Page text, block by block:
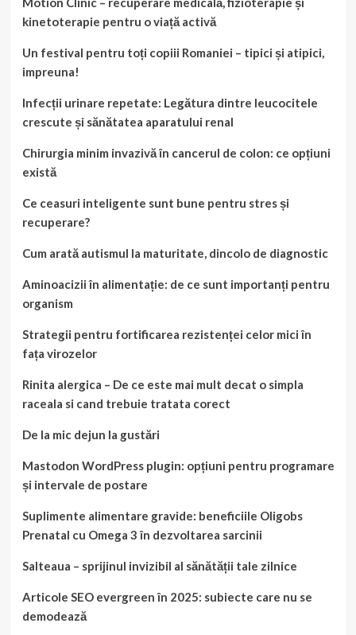
kinetoterapie pentru o viață activă
Un festival pentru toți copiii Romaniei – tipici și atipici,
impreuna!
Infecții urinare repetate: Legătura dintre leucocitele
crescute și sănătatea aparatului renal
Chirurgia minim invazivă în cancerul de colon: ce opțiuni
există
Ce ceasuri inteligente sunt bune pentru stres și
recuperare?
Cum arată autismul la maturitate, dincolo de diagnostic
Aminoacizii în alimentație: de ce sunt importanți pentru
organism
Strategii pentru fortificarea rezistenței celor mici în
fața virozelor
Rinita alergica – De ce este mai mult decat o simpla
raceala si cand trebuie tratata corect
De la mic dejun la gustări
Mastodon WordPress plugin: opțiuni pentru programare
și intervale de postare
Suplimente alimentare gravide: beneficiile Oligobs
Prenatal cu Omega 3 în dezvoltarea sarcinii
Salteaua – sprijinul invizibil al sănătății tale zilnice
Articole SEO evergreen în 2025: subiecte care nu se
demodează